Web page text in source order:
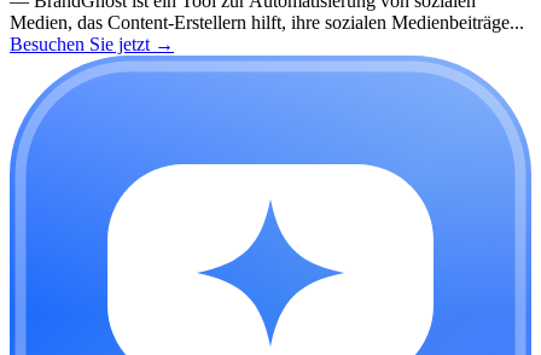
Medien, das Content-Erstellern hilft, ihre sozialen Medienbeiträge...
Besuchen Sie jetzt →